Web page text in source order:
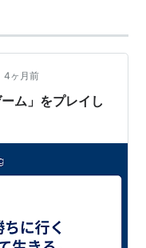
4ヶ月前
ム」をプレイし